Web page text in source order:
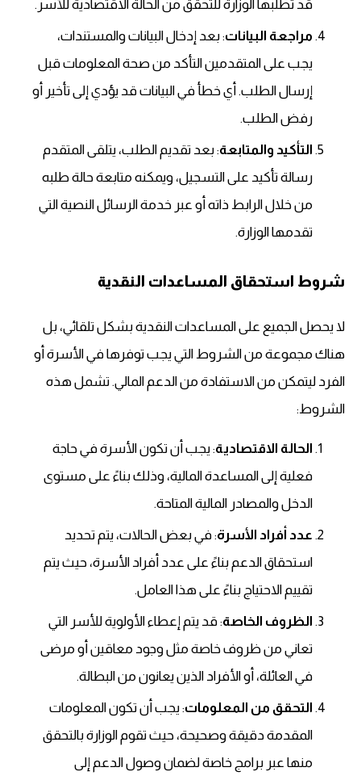
قد تطلبها الوزارة للتحقق من الحالة الاقتصادية للأسر.
مراجعة البيانات: بعد إدخال البيانات والمستندات،
يجب على المتقدمين التأكد من صحة المعلومات قبل
إرسال الطلب. أي خطأ في البيانات قد يؤدي إلى تأخير أو
رفض الطلب.
التأكيد والمتابعة: بعد تقديم الطلب، يتلقى المتقدم
رسالة تأكيد على التسجيل، ويمكنه متابعة حالة طلبه
من خلال الرابط ذاته أو عبر خدمة الرسائل النصية التي
تقدمها الوزارة.
شروط استحقاق المساعدات النقدية
لا يحصل الجميع على المساعدات النقدية بشكل تلقائي، بل
هناك مجموعة من الشروط التي يجب توفرها في الأسرة أو
الفرد ليتمكن من الاستفادة من الدعم المالي. تشمل هذه
الشروط:
الحالة الاقتصادية: يجب أن تكون الأسرة في حاجة
فعلية إلى المساعدة المالية، وذلك بناءً على مستوى
الدخل والمصادر المالية المتاحة.
عدد أفراد الأسرة: في بعض الحالات، يتم تحديد
استحقاق الدعم بناءً على عدد أفراد الأسرة، حيث يتم
تقييم الاحتياج بناءً على هذا العامل.
الظروف الخاصة: قد يتم إعطاء الأولوية للأسر التي
تعاني من ظروف خاصة مثل وجود معاقين أو مرضى
في العائلة، أو الأفراد الذين يعانون من البطالة.
التحقق من المعلومات: يجب أن تكون المعلومات
المقدمة دقيقة وصحيحة، حيث تقوم الوزارة بالتحقق
منها عبر برامج خاصة لضمان وصول الدعم إلى